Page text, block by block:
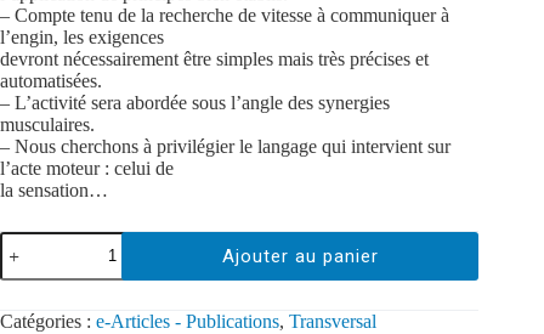
– Compte tenu de la recherche de vitesse à communiquer à
l’engin, les exigences
devront nécessairement être simples mais très précises et
automatisées.
– L’activité sera abordée sous l’angle des synergies
musculaires.
– Nous cherchons à privilégier le langage qui intervient sur
l’acte moteur : celui de
la sensation…
Ajouter au panier
Catégories : e-Articles - Publications, Transversal